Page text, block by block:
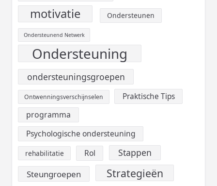
motivatie Ondersteunen
Ondersteunend Netwerk
Ondersteuning
ondersteuningsgroepen
Ontwenningsverschijnselen Praktische Tips
programma
Psychologische ondersteuning
rehabilitatie Rol Stappen
Steungroepen Strategieën